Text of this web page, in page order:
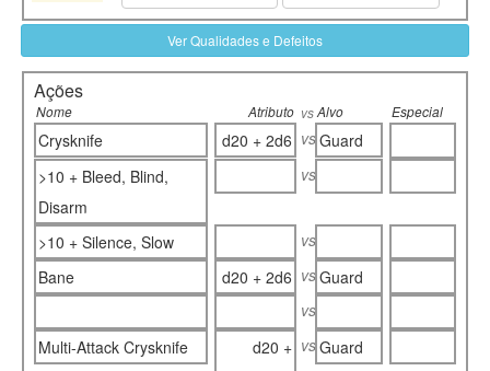
Ver Qualidades e Defeitos
Ações
Nome Atributo vs Alvo Especial
Crysknife d20 + 2d6 vs Guard
>10 + Bleed, Blind,
Disarm
vs
>10 + Silence, Slow
vs
Bane
d20 + 2d6 vs Guard
vs
Multi-Attack Crysknife
d20 + vs Guard